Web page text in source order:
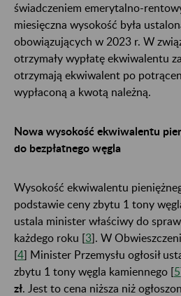
świadczeniem emerytalno-
miesięczna wysokość była
obowiązujących w 2023 r. W
otrzymały wypłatę ekwiwalentu
otrzymają ekwiwalent po
wypłaconą a kwotą należną.
Nowa wysokość ekwiwalentu
do bezpłatnego węgla
Wysokość ekwiwalentu
podstawie ceny zbytu 1 tony
ustala minister właściwy do
każdego roku [3]. W
[4] Minister Przemysłu ogłosił
zbytu 1 tony węgla kamiennego [5
zł. Jest to cena niższa niż